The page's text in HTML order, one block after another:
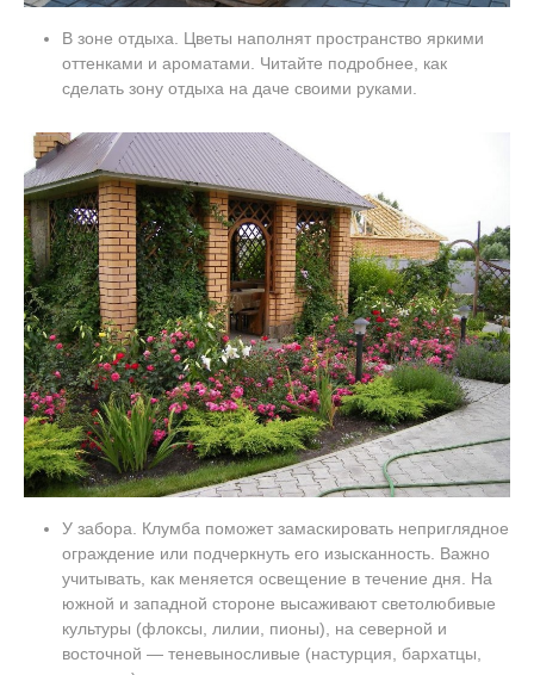
В зоне отдыха. Цветы наполнят пространство яркими
оттенками и ароматами. Читайте подробнее, как
сделать зону отдыха на даче своими руками.
У забора. Клумба поможет замаскировать неприглядное
ограждение или подчеркнуть его изысканность. Важно
учитывать, как меняется освещение в течение дня. На
южной и западной стороне высаживают светолюбивые
культуры (флоксы, лилии, пионы), на северной и
восточной — теневыносливые (настурция, бархатцы,